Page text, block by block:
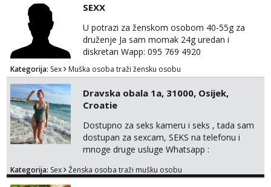
markodalic37@gmail.com
SEXX
U potrazi za ženskom osobom 40-55g za
druženje Ja sam momak 24g uredan i
diskretan Wapp: 095 769 4920
Kategorija: Sex Muška osoba traži žensku osobu
Dravska obala 1a, 31000, Osijek,
Croatie
Dostupno za seks kameru i seks , tada sam
dostupan za sexcam, SEKS na telefonu i
mnoge druge usluge Whatsapp :
Usluga pratnje dostupna čak i bez kondoma.
Kategorija: Sex Ženska osoba traži mušku osobu